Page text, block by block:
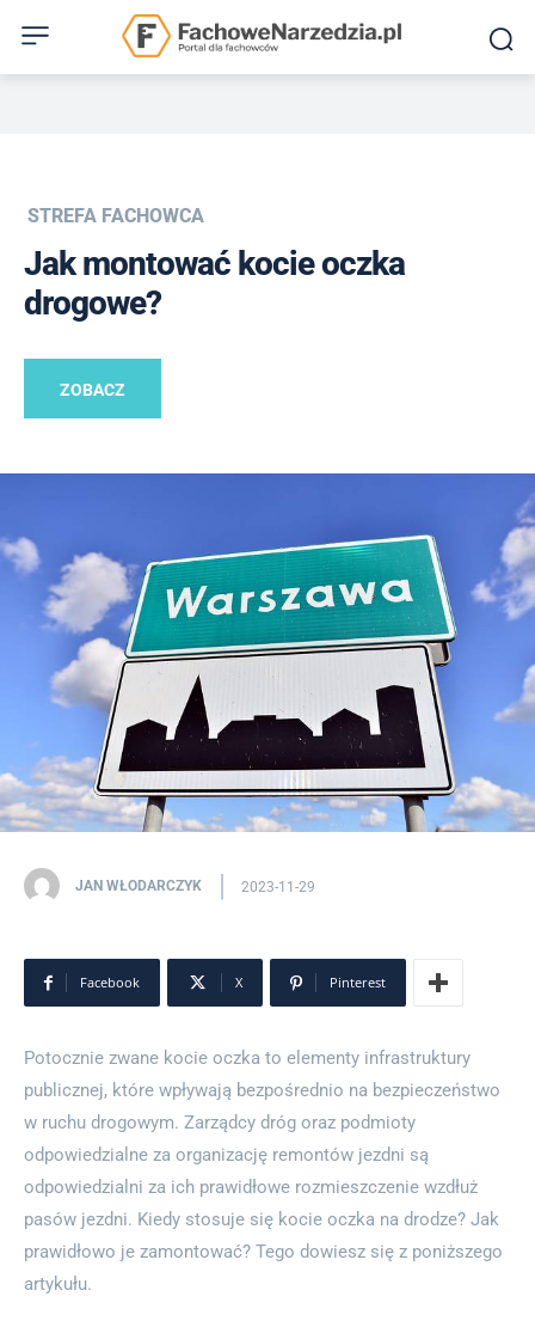
STREFA FACHOWCA
Jak montować kocie oczka
drogowe?
ZOBACZ
JAN WŁODARCZYK 2023-11-29
Facebook X Pinterest
Potocznie zwane kocie oczka to elementy infrastruktury
publicznej, które wpływają bezpośrednio na bezpieczeństwo
w ruchu drogowym. Zarządcy dróg oraz podmioty
odpowiedzialne za organizację remontów jezdni są
odpowiedzialni za ich prawidłowe rozmieszczenie wzdłuż
pasów jezdni. Kiedy stosuje się kocie oczka na drodze? Jak
prawidłowo je zamontować? Tego dowiesz się z poniższego
artykułu.